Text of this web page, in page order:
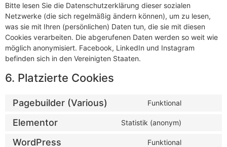
Bitte lesen Sie die Datenschutzerklärung dieser sozialen
Netzwerke (die sich regelmäßig ändern können), um zu lesen,
was sie mit Ihren (persönlichen) Daten tun, die sie mit diesen
Cookies verarbeiten. Die abgerufenen Daten werden so weit wie
möglich anonymisiert. Facebook, LinkedIn und Instagram
befinden sich in den Vereinigten Staaten.
6. Platzierte Cookies
Pagebuilder (Various) Funktional
Elementor Statistik (anonym)
WordPress Funktional